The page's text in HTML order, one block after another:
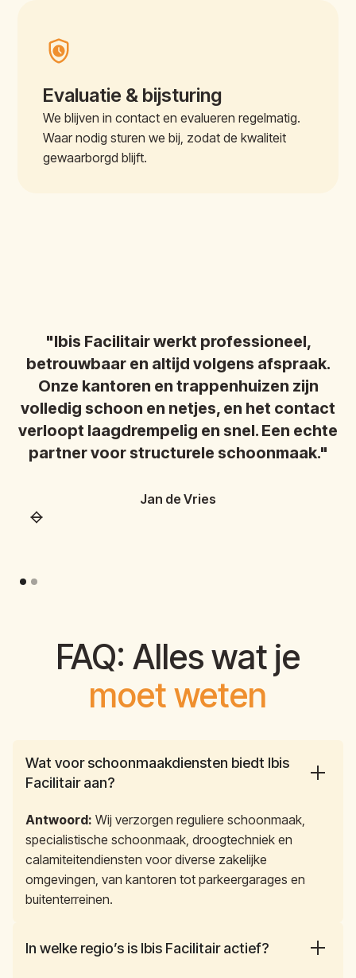
Evaluatie & bijsturing
We blijven in contact en evalueren regelmatig.
Waar nodig sturen we bij, zodat de kwaliteit
gewaarborgd blijft.
"Ibis Facilitair werkt professioneel,
betrouwbaar en altijd volgens afspraak.
Onze kantoren en trappenhuizen zijn
volledig schoon en netjes, en het contact
verloopt laagdrempelig en snel. Een echte
partner voor structurele schoonmaak."
Jan de Vries
FAQ: Alles wat je
moet weten
Wat voor schoonmaakdiensten biedt Ibis
Facilitair aan?
Antwoord: Wij verzorgen reguliere schoonmaak,
specialistische schoonmaak, droogtechniek en
calamiteitendiensten voor diverse zakelijke
omgevingen, van kantoren tot parkeergarages en
buitenterreinen.
In welke regio’s is Ibis Facilitair actief?